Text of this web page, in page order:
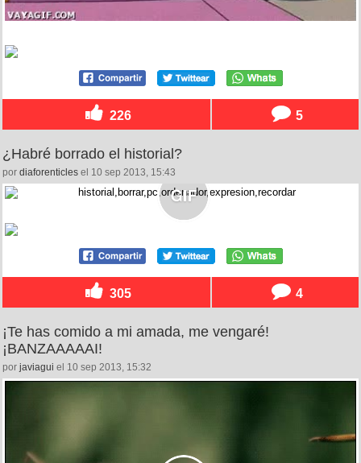
226 5
¿Habré borrado el historial?
por diaforenticles el 10 sep 2013, 15:43
305 4
¡Te has comido a mi amada, me vengaré!
¡BANZAAAAAI!
por javiagui el 10 sep 2013, 15:32